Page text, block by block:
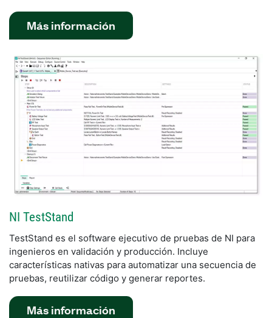
Más información
NI TestStand
TestStand es el software ejecutivo de pruebas de NI para
ingenieros en validación y producción. Incluye
características nativas para automatizar una secuencia de
pruebas, reutilizar código y generar reportes.
Más información